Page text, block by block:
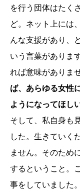
を行う団体はたく
ど。ネット上には
んな支援があり、
いう言葉がありま
れば意味がありま
ば、あらゆる女性
ようになってほしい
そして、私自身も
した。生きていく
ません。そのため
するということ。
事をしていました